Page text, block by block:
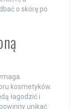
o skórę po
kosmetyków.
łagodzić i
unikać: